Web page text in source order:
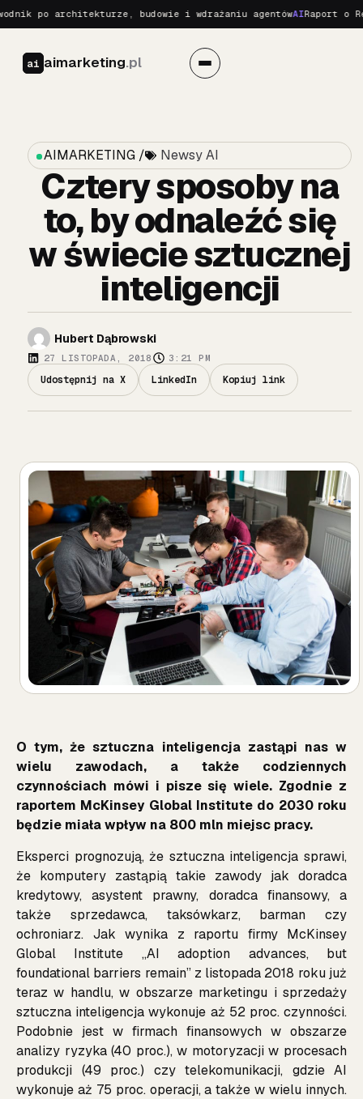
po architekturze, budowie i wdrażaniu agentówAIRaport o
ai aimarketing.pl
AIMARKETING / Newsy AI
Cztery sposoby na
to, by odnaleźć się
w świecie sztucznej
inteligencji
Hubert Dąbrowski
27 LISTOPADA, 2018 3:21 PM
Udostępnij na X LinkedIn Kopiuj link
O tym, że sztuczna inteligencja zastąpi nas w
wielu zawodach, a także codziennych
czynnościach mówi i pisze się wiele. Zgodnie z
raportem McKinsey Global Institute do 2030 roku
będzie miała wpływ na 800 mln miejsc pracy.
Eksperci prognozują, że sztuczna inteligencja sprawi,
że komputery zastąpią takie zawody jak doradca
kredytowy, asystent prawny, doradca finansowy, a
także sprzedawca, taksówkarz, barman czy
ochroniarz. Jak wynika z raportu firmy McKinsey
Global Institute ,,AI adoption advances, but
foundational barriers remain” z listopada 2018 roku już
teraz w handlu, w obszarze marketingu i sprzedaży
sztuczna inteligencja wykonuje aż 52 proc. czynności.
Podobnie jest w firmach finansowych w obszarze
analizy ryzyka (40 proc.), w motoryzacji w procesach
produkcji (49 proc.) czy telekomunikacji, gdzie AI
wykonuje aż 75 proc. operacji, a także w wielu innych.